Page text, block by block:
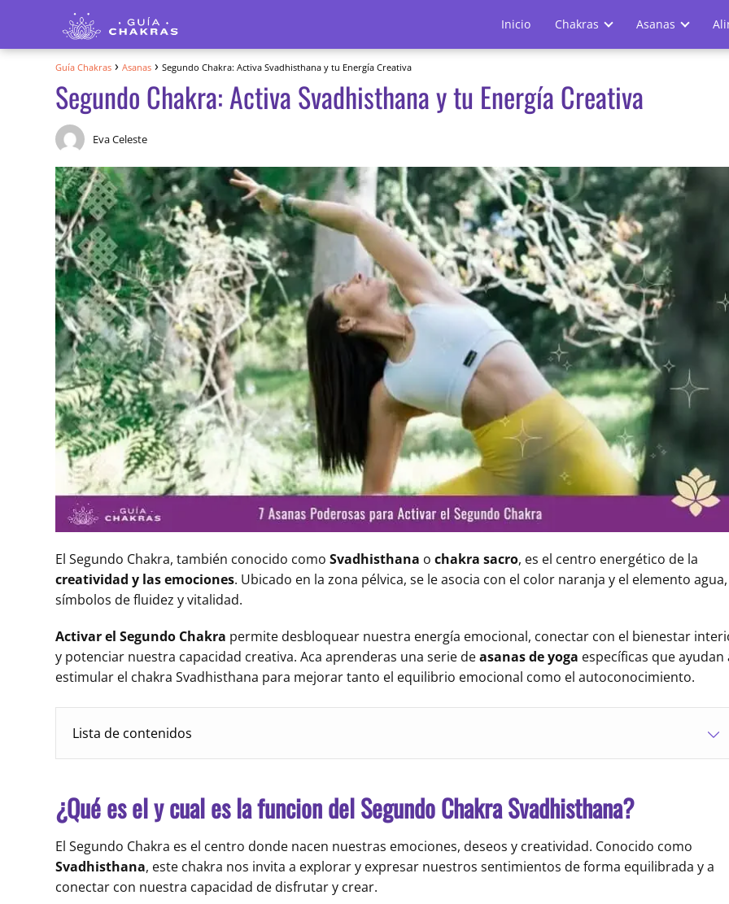
Inicio Chakras Asanas
Guía Chakras Asanas Segundo Chakra: Activa Svadhisthana y tu Energía Creativa
Segundo Chakra: Activa Svadhisthana y tu Energía Creativa
Eva Celeste
El Segundo Chakra, también conocido como Svadhisthana o chakra sacro, es el centro energético de la
creatividad y las emociones. Ubicado en la zona pélvica, se le asocia con el color naranja y el elemento agua,
símbolos de fluidez y vitalidad.
Activar el Segundo Chakra permite desbloquear nuestra energía emocional, conectar con el bienestar
y potenciar nuestra capacidad creativa. Aca aprenderas una serie deasanas de yoga específicas que ayudan
estimular el chakra Svadhisthana para mejorar tanto el equilibrio emocional como el autoconocimiento.
Lista de contenidos
¿Qué es el y cual es la funcion del Segundo Chakra Svadhisthana?
El Segundo Chakra es el centro donde nacen nuestras emociones, deseos y creatividad. Conocido como
Svadhisthana, este chakra nos invita a explorar y expresar nuestros sentimientos de forma equilibrada y a
conectar con nuestra capacidad de disfrutar y crear.